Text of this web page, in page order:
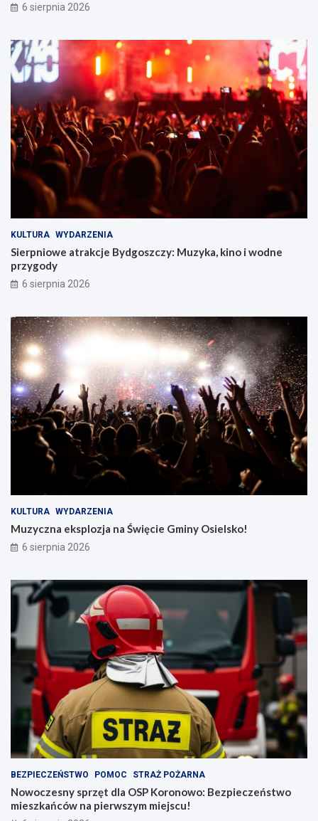
6 sierpnia 2026
KULTURA WYDARZENIA
Sierpniowe atrakcje Bydgoszczy: Muzyka, kino i wodne
przygody
6 sierpnia 2026
KULTURA WYDARZENIA
Muzyczna eksplozja na Święcie Gminy Osielsko!
6 sierpnia 2026
BEZPIECZEŃSTWO POMOC STRAŻ POŻARNA
Nowoczesny sprzęt dla OSP Koronowo: Bezpieczeństwo
mieszkańców na pierwszym miejscu!